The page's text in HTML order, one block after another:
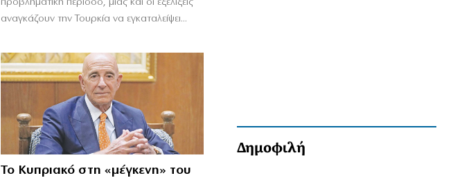
προβληματική περίοδο, μιας και οι εξελίξεις
αναγκάζουν την Τουρκία να εγκαταλείψει...
Το Κυπριακό στη «μέγκενη» του
Δημοφιλή